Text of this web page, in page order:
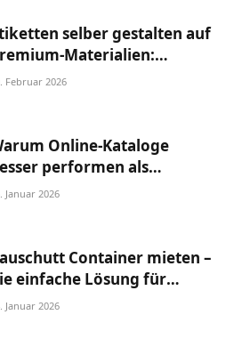
selber gestalten auf
Materialien:
Silber-Metallic &
Februar 2026
Online-Kataloge
performen als
Produktseiten
Januar 2026
Container mieten –
einfache Lösung für
Baustellen
Januar 2026